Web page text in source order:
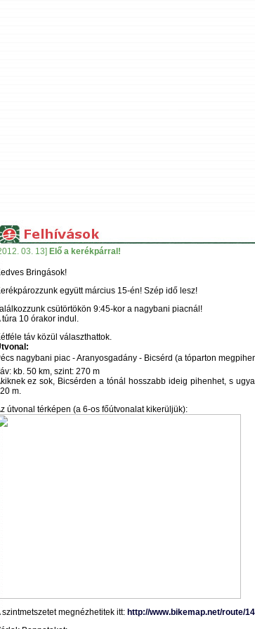
03. 13] Elő a kerékpárral!
Bringások!
együtt március 15-én! Szép idő lesz!
csütörtökön 9:45-kor a nagybani piacnál!
túra 10 órakor indul.
táv közül választhattok.
nagybani piac - Aranyosgadány - Bicsérd (a tóparton
kb. 50 km, szint: 270 m
ez sok, Bicsérden a tónál hosszabb ideig pihenhet, s
m.
útvonal térképen (a 6-os főútvonalat kikerüljük):
szintmetszetet megnézhetitek itt: http://www.bikemap.net/route/